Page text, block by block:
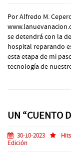
Por Alfredo M.
se detendrá con la
hospital reparando
esta etapa de mi
tecnología de
UN “CUENTO
30-10-2023
Edición